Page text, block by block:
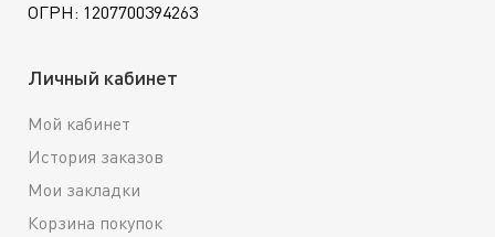
ОГРН: 1207700394263
Личный кабинет
Мой кабинет
История заказов
Мои закладки
Корзина покупок